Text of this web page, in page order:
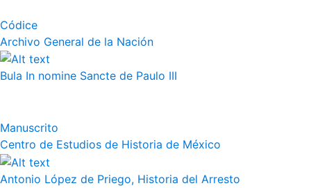
Códice
Archivo General de la Nación
Bula In nomine Sancte de Paulo III
Manuscrito
Centro de Estudios de Historia de México
Antonio López de Priego, Historia del Arresto